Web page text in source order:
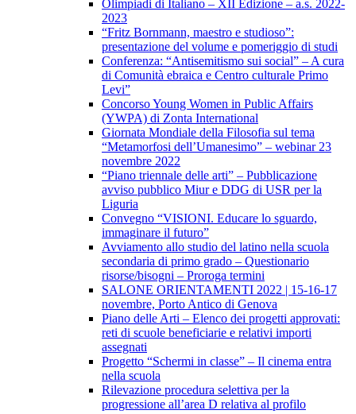
Olimpiadi di Italiano – XII Edizione – a.s. 2022-
2023
“Fritz Bornmann, maestro e studioso”:
presentazione del volume e pomeriggio di studi
Conferenza: “Antisemitismo sui social” – A cura
di Comunità ebraica e Centro culturale Primo
Levi”
Concorso Young Women in Public Affairs
(YWPA) di Zonta International
Giornata Mondiale della Filosofia sul tema
“Metamorfosi dell’Umanesimo” – webinar 23
novembre 2022
“Piano triennale delle arti” – Pubblicazione
avviso pubblico Miur e DDG di USR per la
Liguria
Convegno “VISIONI. Educare lo sguardo,
immaginare il futuro”
Avviamento allo studio del latino nella scuola
secondaria di primo grado – Questionario
risorse/bisogni – Proroga termini
SALONE ORIENTAMENTI 2022 | 15-16-17
novembre, Porto Antico di Genova
Piano delle Arti – Elenco dei progetti approvati:
reti di scuole beneficiarie e relativi importi
assegnati
Progetto “Schermi in classe” – Il cinema entra
nella scuola
Rilevazione procedura selettiva per la
progressione all’area D relativa al profilo